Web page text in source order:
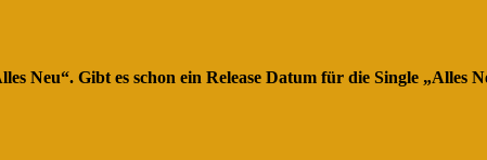
Neu“. Gibt es schon ein Release Datum für die Single „Alles